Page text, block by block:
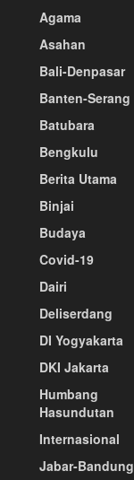
Agama
Asahan
Bali-Denpasar
Banten-Serang
Batubara
Bengkulu
Berita Utama
Binjai
Budaya
Covid-19
Dairi
Deliserdang
DI Yogyakarta
DKI Jakarta
Humbang
Hasundutan
Internasional
Jabar-Bandung